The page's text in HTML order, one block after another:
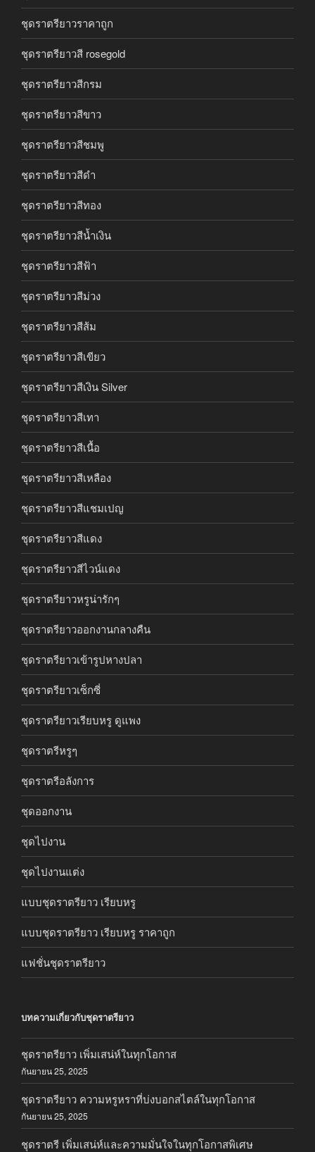
ชุดราตรียาวราคาถูก
ชุดราตรียาวสี rosegold
ชุดราตรียาวสีกรม
ชุดราตรียาวสีขาว
ชุดราตรียาวสีชมพู
ชุดราตรียาวสีดำ
ชุดราตรียาวสีทอง
ชุดราตรียาวสีน้ำเงิน
ชุดราตรียาวสีฟ้า
ชุดราตรียาวสีม่วง
ชุดราตรียาวสีส้ม
ชุดราตรียาวสีเขียว
ชุดราตรียาวสีเงิน Silver
ชุดราตรียาวสีเทา
ชุดราตรียาวสีเนื้อ
ชุดราตรียาวสีเหลือง
ชุดราตรียาวสีแชมเปญ
ชุดราตรียาวสีแดง
ชุดราตรียาวสีไวน์แดง
ชุดราตรียาวหรูน่ารักๆ
ชุดราตรียาวออกงานกลางคืน
ชุดราตรียาวเข้ารูปหางปลา
ชุดราตรียาวเซ็กซี่
ชุดราตรียาวเรียบหรู ดูแพง
ชุดราตรีหรูๆ
ชุดราตรีอลังการ
ชุดออกงาน
ชุดไปงาน
ชุดไปงานแต่ง
แบบชุดราตรียาว เรียบหรู
แบบชุดราตรียาว เรียบหรู ราคาถูก
แฟชั่นชุดราตรียาว
บทความเกี่ยวกับชุดราตรียาว
ชุดราตรียาว เพิ่มเสน่ห์ในทุกโอกาส
กันยายน 25, 2025
ชุดราตรียาว ความหรูหราที่บ่งบอกสไตล์ในทุกโอกาส
กันยายน 25, 2025
ชุดราตรี เพิ่มเสน่ห์และความมั่นใจในทุกโอกาสพิเศษ